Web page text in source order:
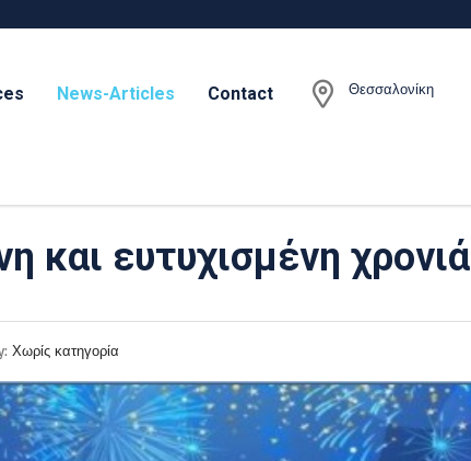
News-Articles Contact Θεσσαλονίκη
και ευτυχισμένη χρονιά
Χωρίς κατηγορία